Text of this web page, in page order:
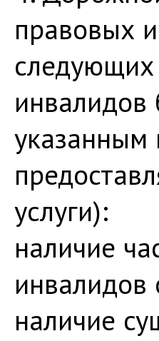
правовых
инвалидов
указанным
услуги):
наличие
наличие